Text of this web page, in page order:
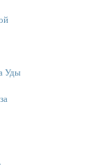
Уды